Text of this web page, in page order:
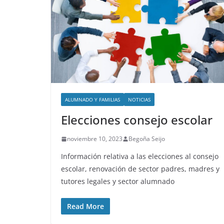
ALUMNADO Y FAMILIAS NOTICIAS
Elecciones consejo escolar
noviembre 10, 2023 Begoña Seijo
Información relativa a las elecciones al consejo
escolar, renovación de sector padres, madres y
tutores legales y sector alumnado
Read More